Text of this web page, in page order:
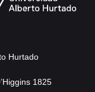
Hurtado
1825